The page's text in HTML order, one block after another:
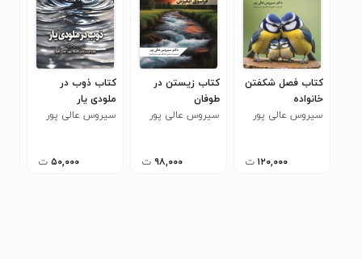
کتاب فصل شکفتن
خانواده
سیروس عالی پور
۱۲۰,۰۰۰ ت
کتاب زیستن در
طوفان
سیروس عالی پور
۹۸,۰۰۰ ت
کتاب ذوب در
ملودی یار
سیروس عالی پور
۵۰,۰۰۰ ت